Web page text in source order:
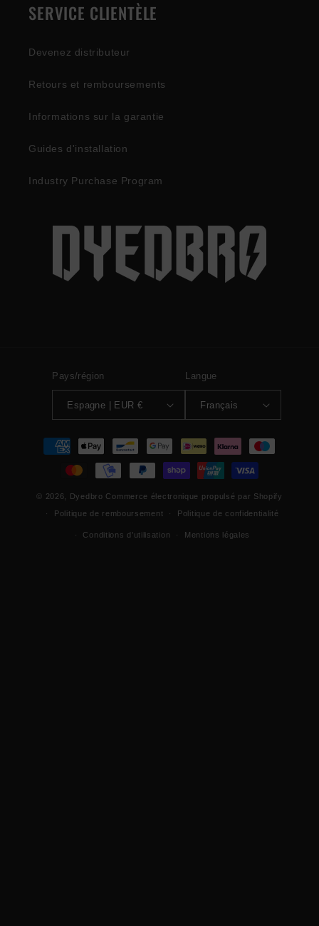
SERVICE CLIENTÈLE
Devenez distributeur
Retours et remboursements
Informations sur la garantie
Guides d'installation
Industry Purchase Program
Pays/région
Espagne | EUR €
Langue
Français
Moyens
paiement
© 2026, Dyedbro Commerce électronique propulsé par Shopify
Politique de remboursement
Politique de confidentialité
Conditions d’utilisation Mentions légales